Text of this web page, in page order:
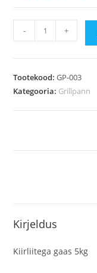
- +
Tootekood:GP-003
Kategooria: Grillpann
Kirjeldus
Kiirliitega gaas 5kg